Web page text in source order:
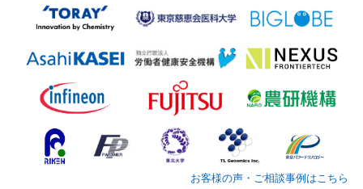
お客様の声・ご相談事例はこちら